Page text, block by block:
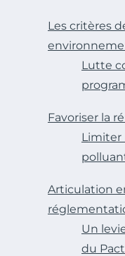
Les critères
Lutte
Favoriser la
Limiter
Articulation
Un
du